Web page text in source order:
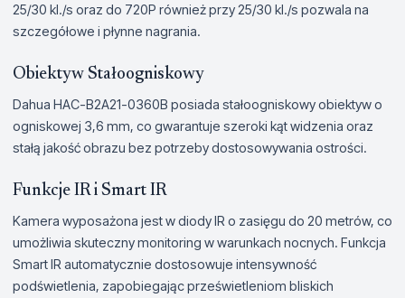
25/30 kl./s oraz do 720P również przy 25/30 kl./s pozwala na
szczegółowe i płynne nagrania.
Obiektyw Stałoogniskowy
Dahua HAC-B2A21-0360B posiada stałoogniskowy obiektyw o
ogniskowej 3,6 mm, co gwarantuje szeroki kąt widzenia oraz
stałą jakość obrazu bez potrzeby dostosowywania ostrości.
Funkcje IR i Smart IR
Kamera wyposażona jest w diody IR o zasięgu do 20 metrów, co
umożliwia skuteczny monitoring w warunkach nocnych. Funkcja
Smart IR automatycznie dostosowuje intensywność
podświetlenia, zapobiegając prześwietleniom bliskich